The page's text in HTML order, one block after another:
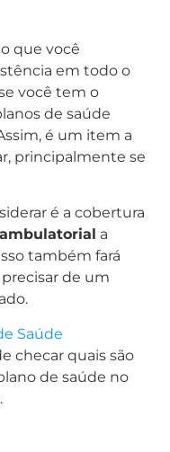
que você
em todo o
você tem o
de saúde
é um item a
principalmente se
é a cobertura
ambulatorial a
também fará
de um
Saúde
checar quais são
de saúde no